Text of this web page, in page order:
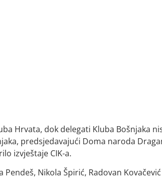
Hrvata, dok delegati Kluba Bošnjaka
predsjedavajući Doma naroda
izvještaje CIK-a.
Nikola Špirić, Radovan